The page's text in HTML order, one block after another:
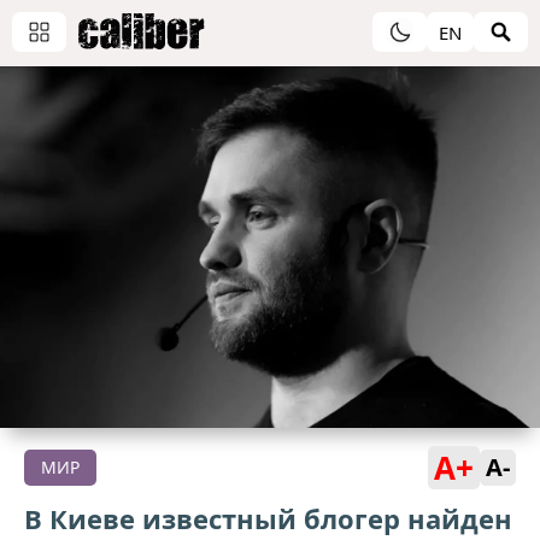
EN
МИР A+ A-
В Киеве известный блогер найден